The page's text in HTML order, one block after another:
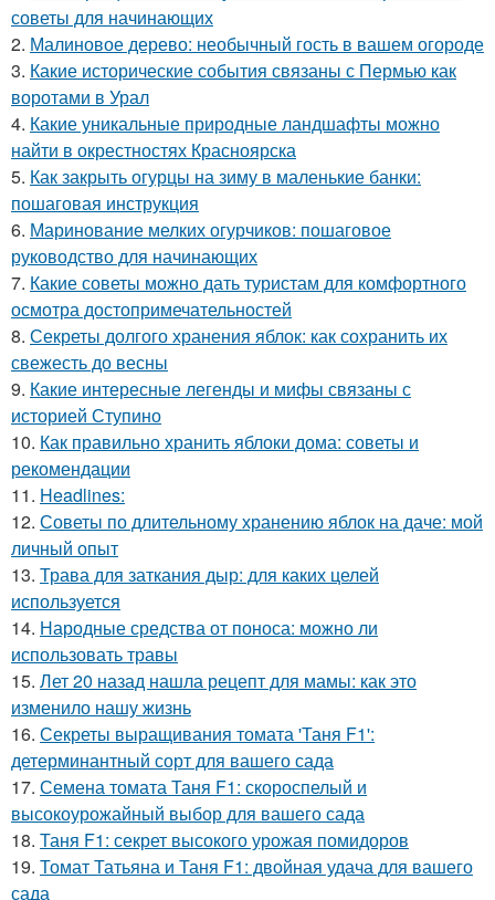
советы для начинающих
2. Малиновое дерево: необычный гость в вашем огороде
3. Какие исторические события связаны с Пермью как
воротами в Урал
4. Какие уникальные природные ландшафты можно
найти в окрестностях Красноярска
5. Как закрыть огурцы на зиму в маленькие банки:
пошаговая инструкция
6. Маринование мелких огурчиков: пошаговое
руководство для начинающих
7. Какие советы можно дать туристам для комфортного
осмотра достопримечательностей
8. Секреты долгого хранения яблок: как сохранить их
свежесть до весны
9. Какие интересные легенды и мифы связаны с
историей Ступино
10. Как правильно хранить яблоки дома: советы и
рекомендации
11. Headlines:
12. Советы по длительному хранению яблок на даче: мой
личный опыт
13. Трава для заткания дыр: для каких целей
используется
14. Народные средства от поноса: можно ли
использовать травы
15. Лет 20 назад нашла рецепт для мамы: как это
изменило нашу жизнь
16. Секреты выращивания томата 'Таня F1':
детерминантный сорт для вашего сада
17. Семена томата Таня F1: скороспелый и
высокоурожайный выбор для вашего сада
18. Таня F1: секрет высокого урожая помидоров
19. Томат Татьяна и Таня F1: двойная удача для вашего
сада